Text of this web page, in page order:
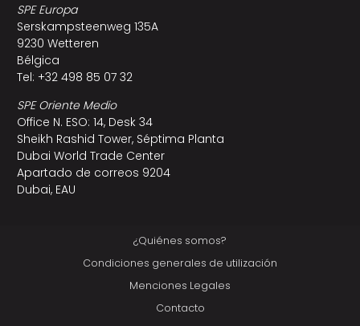
SPE Europa
Serskampsteenweg 135A
9230 Wetteren
Bélgica
Tel: +32 498 85 07 32
SPE Oriente Medio
Office N. ESO: 14, Desk 34
Sheikh Rashid Tower, Séptima Planta
Dubai World Trade Center
Apartado de correos 9204
Dubai, EAU
¿Quiénes somos?
Condiciones generales de utilización
Menciones Legales
Contacto